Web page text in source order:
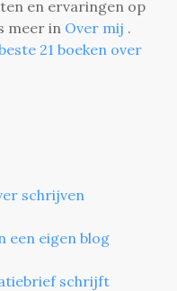
en ervaringen op
meer in Over mij .
21 boeken over
schrijven
een eigen blog
schrijft